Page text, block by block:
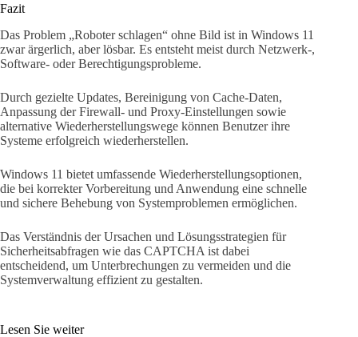
Fazit
Das Problem „Roboter schlagen“ ohne Bild ist in Windows 11
zwar ärgerlich, aber lösbar. Es entsteht meist durch Netzwerk-,
Software- oder Berechtigungsprobleme.
Durch gezielte Updates, Bereinigung von Cache-Daten,
Anpassung der Firewall- und Proxy-Einstellungen sowie
alternative Wiederherstellungswege können Benutzer ihre
Systeme erfolgreich wiederherstellen.
Windows 11 bietet umfassende Wiederherstellungsoptionen,
die bei korrekter Vorbereitung und Anwendung eine schnelle
und sichere Behebung von Systemproblemen ermöglichen.
Das Verständnis der Ursachen und Lösungsstrategien für
Sicherheitsabfragen wie das CAPTCHA ist dabei
entscheidend, um Unterbrechungen zu vermeiden und die
Systemverwaltung effizient zu gestalten.
Lesen Sie weiter